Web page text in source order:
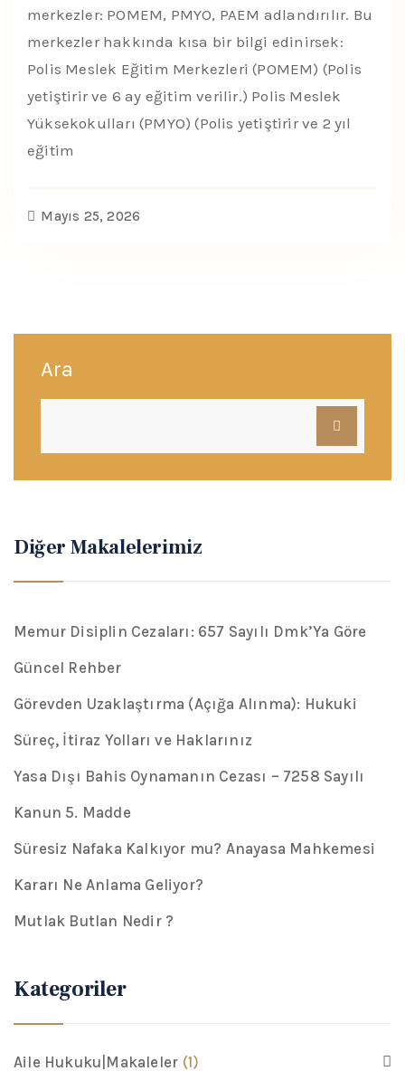
merkezler: POMEM, PMYO, PAEM adlandırılır. Bu
merkezler hakkında kısa bir bilgi edinirsek:
Polis Meslek Eğitim Merkezleri (POMEM) (Polis
yetiştirir ve 6 ay eğitim verilir.) Polis Meslek
Yüksekokulları (PMYO) (Polis yetiştirir ve 2 yıl
eğitim
Mayıs 25, 2026
Ara
Diğer Makalelerimiz
Memur Disiplin Cezaları: 657 Sayılı Dmk’Ya Göre
Güncel Rehber
Görevden Uzaklaştırma (Açığa Alınma): Hukuki
Süreç, İtiraz Yolları ve Haklarınız
Yasa Dışı Bahis Oynamanın Cezası – 7258 Sayılı
Kanun 5. Madde
Süresiz Nafaka Kalkıyor mu? Anayasa Mahkemesi
Kararı Ne Anlama Geliyor?
Mutlak Butlan Nedir ?
Kategoriler
Aile Hukuku|Makaleler (1)